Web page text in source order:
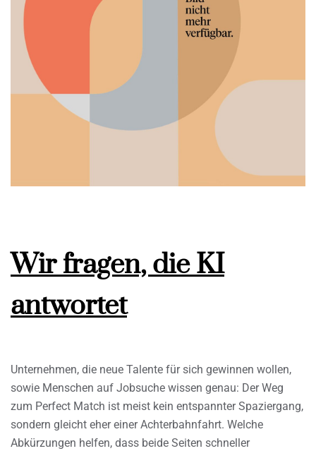
Wir fragen, die KI
antwortet
Unternehmen, die neue Talente für sich gewinnen wollen,
sowie Menschen auf Jobsuche wissen genau: Der Weg
zum Perfect Match ist meist kein entspannter Spaziergang,
sondern gleicht eher einer Achterbahnfahrt. Welche
Abkürzungen helfen, dass beide Seiten schneller